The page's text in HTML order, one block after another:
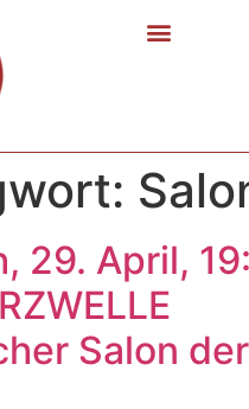
29. April,
Salon der